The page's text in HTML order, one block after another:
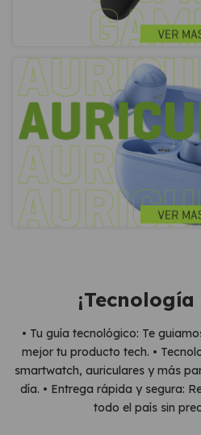
• Tu guía tecnológico: Te
mejor tu producto tech. •
smartwatch, auriculares y más
día. • Entrega rápida y segura:
todo el país sin